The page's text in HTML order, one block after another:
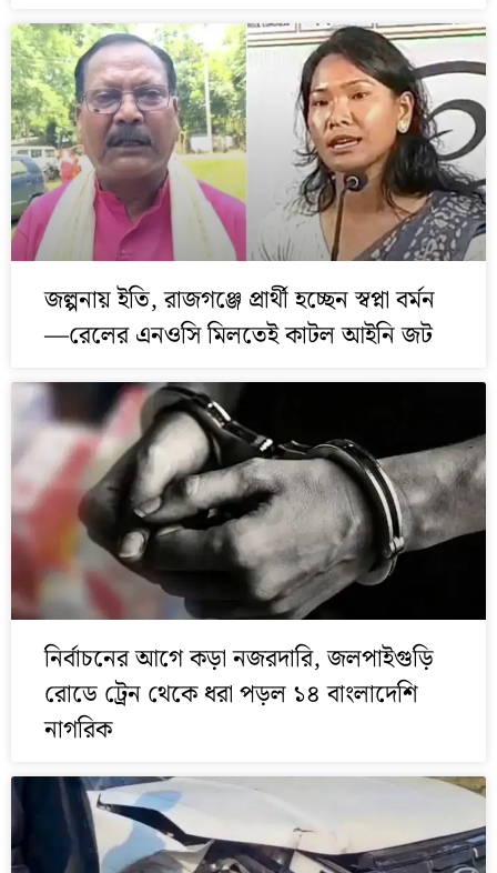
জল্পনায় ইতি, রাজগঞ্জে প্রার্থী হচ্ছেন স্বপ্না বর্মন
—রেলের এনওসি মিলতেই কাটল আইনি জট
নির্বাচনের আগে কড়া নজরদারি, জলপাইগুড়ি
রোডে ট্রেন থেকে ধরা পড়ল ১৪ বাংলাদেশি
নাগরিক